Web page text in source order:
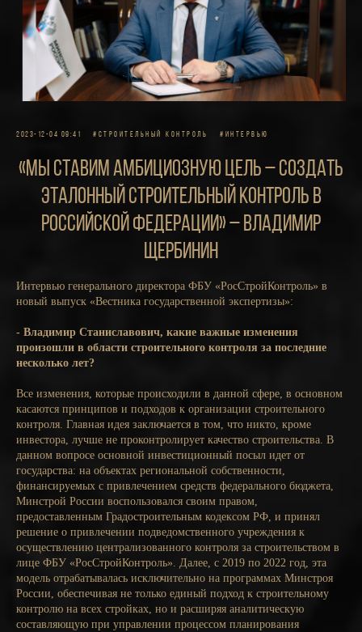
2023-12-04 09:41 #СТРОИТЕЛЬНЫЙ КОНТРОЛЬ #ИНТЕРВЬЮ
«Мы ставим амбициозную цель – создать
эталонный строительный контроль в
Российской Федерации» – Владимир
Щербинин
Интервью генерального директора ФБУ «РосСтройКонтроль» в
новый выпуск «Вестника государственной экспертизы»:
- Владимир Станиславович, какие важные изменения
произошли в области строительного контроля за последние
несколько лет?
Все изменения, которые происходили в данной сфере, в основном
касаются принципов и подходов к организации строительного
контроля. Главная идея заключается в том, что никто, кроме
инвестора, лучше не проконтролирует качество строительства. В
данном вопросе основной инвестиционный посыл идет от
государства: на объектах региональной собственности,
финансируемых с привлечением средств федерального бюджета,
Минстрой России воспользовался своим правом,
предоставленным Градостроительным кодексом РФ, и принял
решение о привлечении подведомственного учреждения к
осуществлению централизованного контроля за строительством в
лице ФБУ «РосСтройКонтроль». Далее, с 2019 по 2022 год, эта
модель отрабатывалась исключительно на программах Минстроя
России, обеспечивая не только единый подход к строительному
контролю на всех стройках, но и расширяя аналитическую
составляющую при управлении процессом планирования